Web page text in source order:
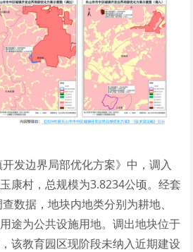
开发边界局部优化方案》中，调入
康村，总规模为3.8234公顷。经套
数据，地块内地类分别为耕地、
途为公共设施用地。调出地块位于
该教育园区现阶段未纳入近期建设